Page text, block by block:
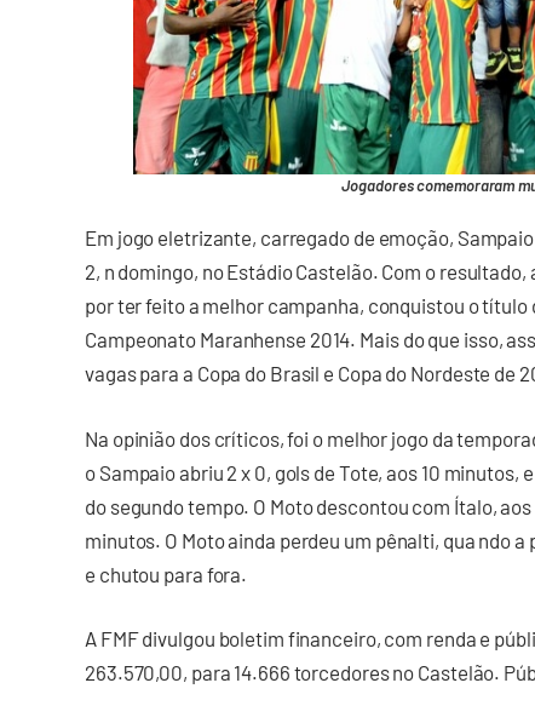
Jogadores comemoraram
Em jogo eletrizante, carregado de emoção,
2, n domingo, no Estádio Castelão. Com o resultado,
por ter feito a melhor campanha, conquistou o
Campeonato Maranhense 2014. Mais do que isso,
vagas para a Copa do Brasil e Copa do Nordeste de
Na opinião dos críticos, foi o melhor jogo da
o Sampaio abriu 2 x 0, gols de Tote, aos 10 minutos,
do segundo tempo. O Moto descontou com Ítalo,
minutos. O Moto ainda perdeu um pênalti, qua ndo
e chutou para fora.
A FMF divulgou boletim financeiro, com renda e
263.570,00, para 14.666 torcedores no Castelão.